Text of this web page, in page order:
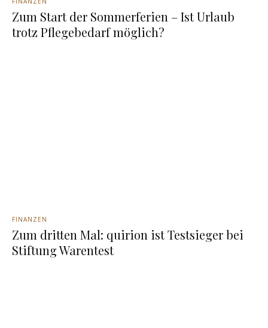
Zum Start der Sommerferien – Ist Urlaub
trotz Pflegebedarf möglich?
FINANZEN
Zum dritten Mal: quirion ist Testsieger bei
Stiftung Warentest